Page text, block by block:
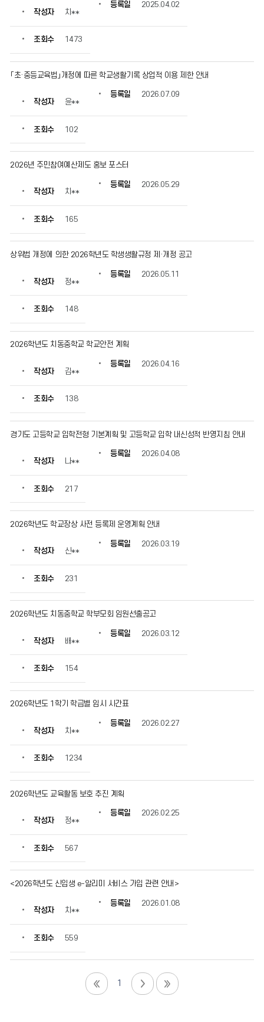
작성자 치**
등록일 2025.04.02
조회수 1473
「초·중등교육법」개정에 따른 학교생활기록 상업적 이용 제한 안내
작성자 윤**
등록일 2026.07.09
조회수 102
2026년 주민참여예산제도 홍보 포스터
작성자 치**
등록일 2026.05.29
조회수 165
상위법 개정에 의한 2026학년도 학생생활규정 제·개정 공고
작성자 정**
등록일 2026.05.11
조회수 148
2026학년도 치동중학교 학교안전 계획
작성자 김**
등록일 2026.04.16
조회수 138
경기도 고등학교 입학전형 기본계획 및 고등학교 입학 내신성적 반영지침 안내
작성자 나**
등록일 2026.04.08
조회수 217
2026학년도 학교장상 사전 등록제 운영계획 안내
작성자 신**
등록일 2026.03.19
조회수 231
2026학년도 치동중학교 학부모회 임원선출공고
작성자 배**
등록일 2026.03.12
조회수 154
2026학년도 1학기 학급별 임시 시간표
작성자 치**
등록일 2026.02.27
조회수 1234
2026학년도 교육활동 보호 추진 계획
작성자 정**
등록일 2026.02.25
조회수 567
<2026학년도 신입생 e-알리미 서비스 가입 관련 안내>
작성자 치**
등록일 2026.01.08
조회수 559
1